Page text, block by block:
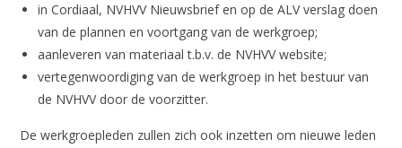
in Cordiaal, NVHVV Nieuwsbrief en op de ALV verslag doen
van de plannen en voortgang van de werkgroep;
aanleveren van materiaal t.b.v. de NVHVV website;
vertegenwoordiging van de werkgroep in het bestuur van
de NVHVV door de voorzitter.
De werkgroepleden zullen zich ook inzetten om nieuwe leden